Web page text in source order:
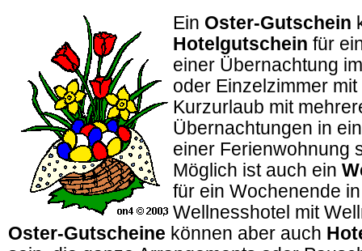
Ein Oster-Gutschein
Hotelgutschein für
einer Übernachtung
oder Einzelzimmer
Kurzurlaub mit
Übernachtungen in
einer Ferienwohnung
Möglich ist auch ein
für ein Wochenende
Wellnesshotel mit
Oster-Gutscheine können aber auch